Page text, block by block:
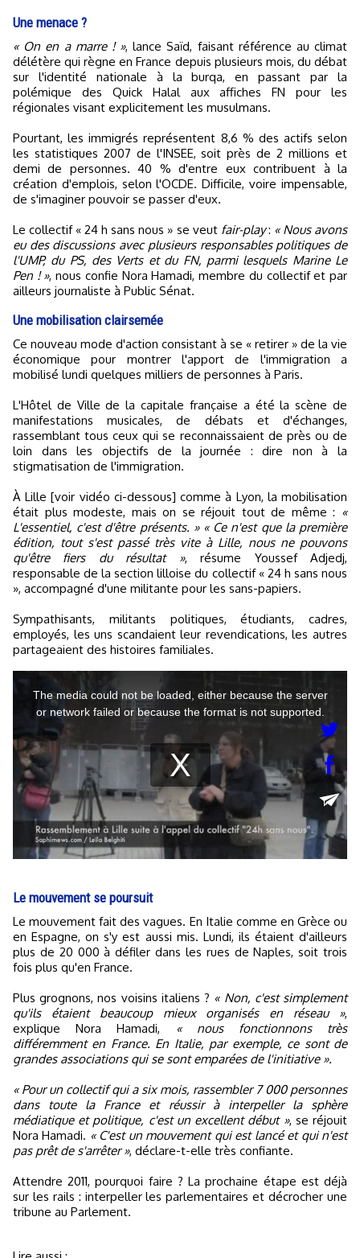
Une menace ?
« On en a marre ! », lance Saïd, faisant référence au climat
délétère qui règne en France depuis plusieurs mois, du débat
sur l'identité nationale à la burqa, en passant par la
polémique des Quick Halal aux affiches FN pour les
régionales visant explicitement les musulmans.
Pourtant, les immigrés représentent 8,6 % des actifs selon
les statistiques 2007 de l'INSEE, soit près de 2 millions et
demi de personnes. 40 % d'entre eux contribuent à la
création d'emplois, selon l'OCDE. Difficile, voire impensable,
de s'imaginer pouvoir se passer d'eux.
Le collectif « 24 h sans nous » se veut fair-play: « Nous avons
eu des discussions avec plusieurs responsables politiques de
l'UMP, du PS, des Verts et du FN, parmi lesquels Marine Le
Pen ! », nous confie Nora Hamadi, membre du collectif et par
ailleurs journaliste à Public Sénat.
Une mobilisation clairsemée
Ce nouveau mode d'action consistant à se « retirer » de la vie
économique pour montrer l'apport de l'immigration a
mobilisé lundi quelques milliers de personnes à Paris.
L'Hôtel de Ville de la capitale française a été la scène de
manifestations musicales, de débats et d'échanges,
rassemblant tous ceux qui se reconnaissaient de près ou de
loin dans les objectifs de la journée : dire non à la
stigmatisation de l'immigration.
À Lille [voir vidéo ci-dessous] comme à Lyon, la mobilisation
était plus modeste, mais on se réjouit tout de même : «
L'essentiel, c'est d'être présents. » « Ce n'est que la première
édition, tout s'est passé très vite à Lille, nous ne pouvons
qu'être fiers du résultat », résume Youssef Adjedj,
responsable de la section lilloise du collectif « 24 h sans nous
», accompagné d'une militante pour les sans-papiers.
Sympathisants, militants politiques, étudiants, cadres,
employés, les uns scandaient leur revendications, les autres
partageaient des histoires familiales.
Le mouvement se poursuit
Le mouvement fait des vagues. En Italie comme en Grèce ou
en Espagne, on s'y est aussi mis. Lundi, ils étaient d'ailleurs
plus de 20 000 à défiler dans les rues de Naples, soit trois
fois plus qu'en France.
Plus grognons, nos voisins italiens ? « Non, c'est simplement
qu'ils étaient beaucoup mieux organisés en réseau »,
explique Nora Hamadi,
« nous fonctionnons très
différemment en France. En Italie, par exemple, ce sont de
grandes associations qui se sont emparées de l'initiative ».
« Pour un collectif qui a six mois, rassembler 7 000 personnes
dans toute la France et réussir à interpeller la sphère
médiatique et politique, c'est un excellent début », se réjouit
Nora Hamadi. « C'est un mouvement qui est lancé et qui n'est
pas prêt de s'arrêter », déclare-t-elle très confiante.
Attendre 2011, pourquoi faire ? La prochaine étape est déjà
sur les rails : interpeller les parlementaires et décrocher une
tribune au Parlement.